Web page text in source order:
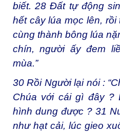
biết. 28 Đất tự động
hết cây lúa mọc lên,
cùng thành bông lúa
chín, người ấy đem
mùa.”
30 Rồi Người lại nói :
Chúa với cái gì đây ?
hình dung được ? 31
như hạt cải, lúc gieo